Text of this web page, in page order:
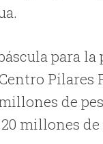
para la
Pilares
de
millones de